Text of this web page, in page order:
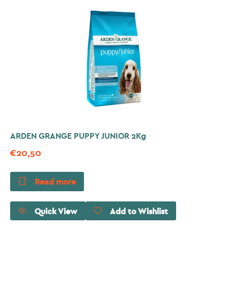
ARDEN GRANGE PUPPY JUNIOR 2Kg
€20,50
Read more
Quick View Add to Wishlist